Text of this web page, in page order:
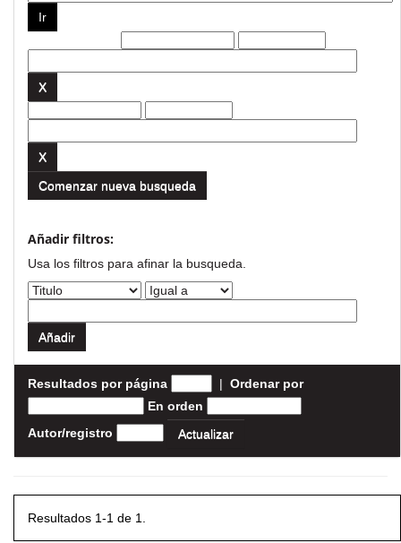
Comenzar nueva busqueda
Añadir filtros:
Usa los filtros para afinar la busqueda.
Resultados por página | Ordenar por
En orden
Autor/registro
Resultados 1-1 de 1.